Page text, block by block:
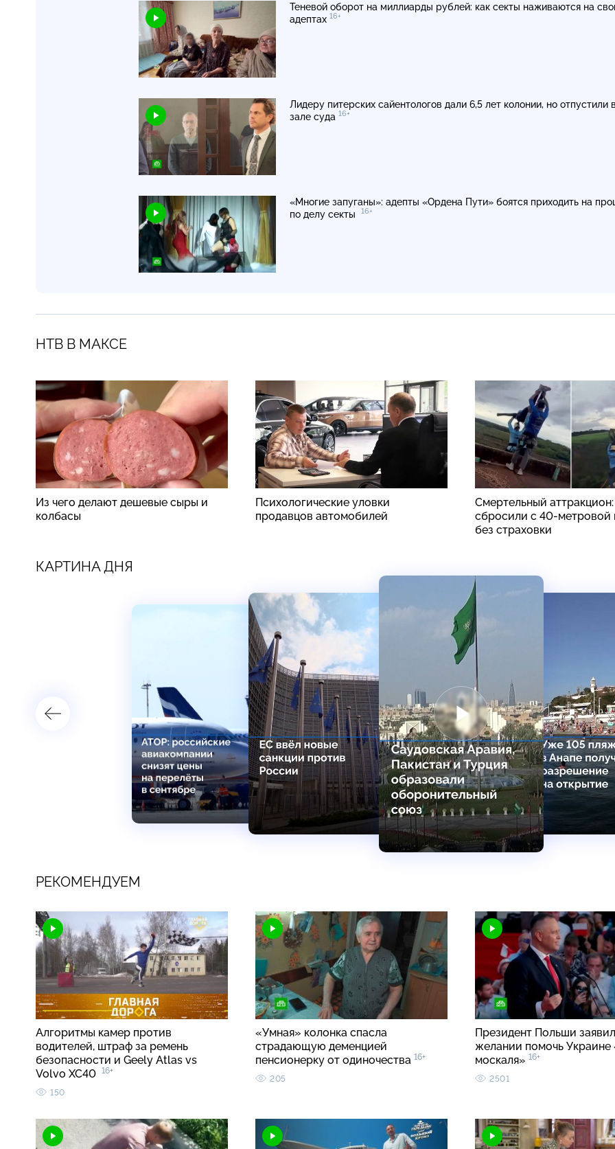
Теневой оборот на миллиарды рублей: как секты наживаются на
адептах 16+
Лидеру питерских сайентологов дали 6,5 лет колонии, но отпустили
зале суда 16+
«Многие запуганы»: адепты «Ордена Пути» боятся приходить на
по делу секты
16+
НТВ В МАКСЕ
Из чего делают дешевые сыры и
колбасы
Психологические уловки
продавцов автомобилей
Смертельный
сбросили с 40-метровой
без страховки
КАРТИНА ДНЯ
РЕКОМЕНДУЕМ
Алгоритмы камер против
водителей, штраф за ремень
безопасности и Geely Atlas vs
Volvo XC40 16+
150
«Умная» колонка спасла
страдающую деменцией
пенсионерку от одиночества 16+
205
Президент Польши
желании помочь Украине
москаля» 16+
2501